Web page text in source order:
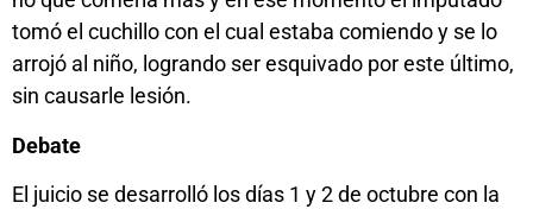
tomó el cuchillo con el cual estaba comiendo y se lo
arrojó al niño, logrando ser esquivado por este último,
sin causarle lesión.
Debate
El juicio se desarrolló los días 1 y 2 de octubre con la